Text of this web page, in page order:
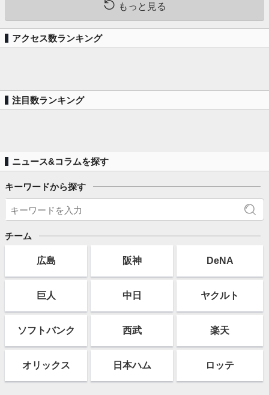
もっと見る
アクセス数ランキング
注目数ランキング
ニュース&コラムを探す
キーワードから探す
チーム
広島 阪神 DeNA
巨人 中日 ヤクルト
ソフトバンク 西武 楽天
オリックス 日本ハム ロッテ